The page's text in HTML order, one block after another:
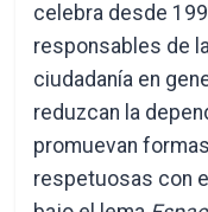
celebra desde
responsables de
ciudadanía en
reduzcan la
promuevan
respetuosas con